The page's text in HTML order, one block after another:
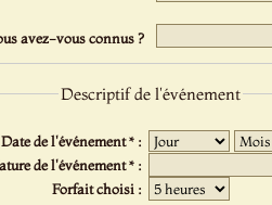
avez-vous connus ?
Descriptif de l'événement
Date de l'événement * :
de l'événement * :
Forfait choisi :